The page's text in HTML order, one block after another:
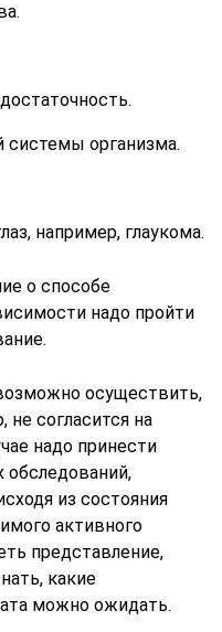
системы организма.
например, глаукома.
о способе
надо пройти
осуществить,
согласится на
надо принести
обследований,
из состояния
активного
представление,
какие
можно ожидать.